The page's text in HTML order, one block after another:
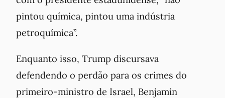
pintou química, pintou uma indústria
petroquímica”.
Enquanto isso, Trump discursava
defendendo o perdão para os crimes do
primeiro-ministro de Israel, Benjamin